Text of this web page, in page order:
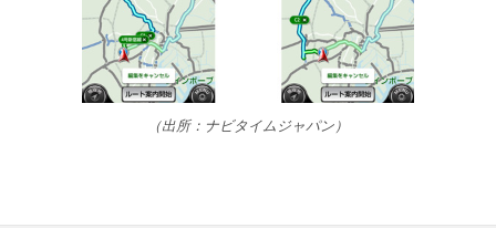
（出所：ナビタイムジャパン）